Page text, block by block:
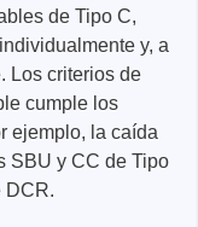
de Tipo C,
y, a
Los criterios de
cumple los
ejemplo, la caída
SBU y CC de Tipo
DCR.